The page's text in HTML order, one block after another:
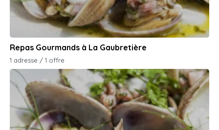
Repas Gourmands à La Gaubretière
1 adresse / 1 offre